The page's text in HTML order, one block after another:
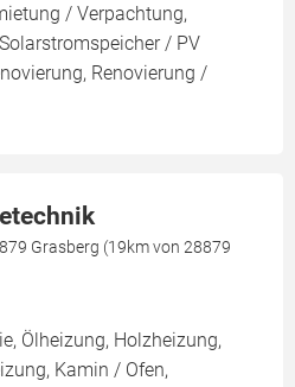
/ Verpachtung,
/ PV
Renovierung /
Grasberg (19km von 28879
Ölheizung, Holzheizung,
Kamin / Ofen,